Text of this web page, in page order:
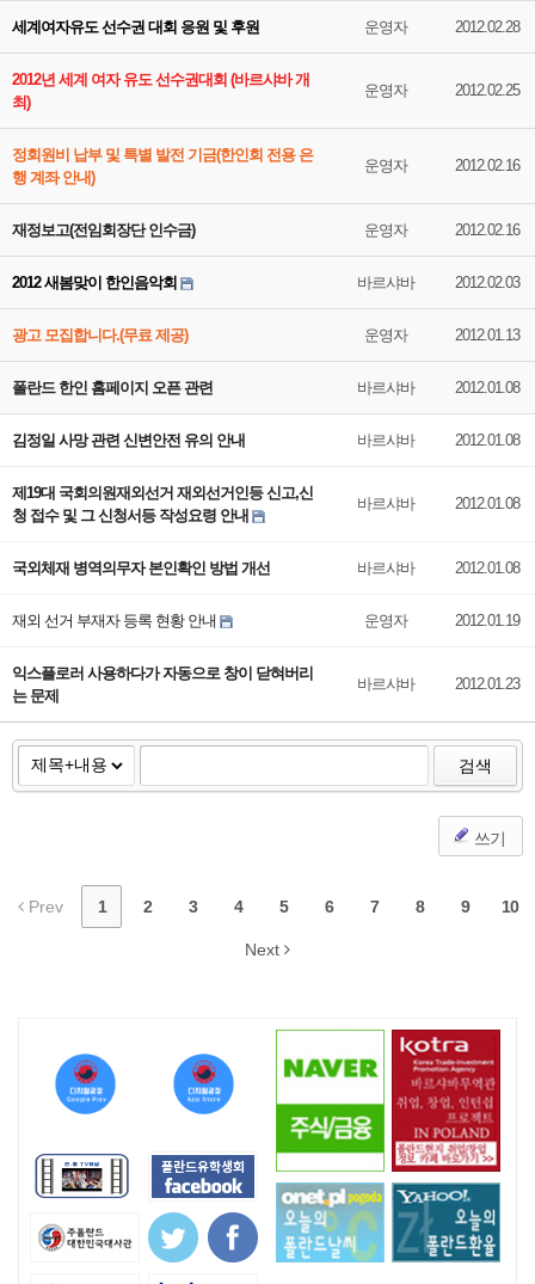
세계여자유도 선수권 대회 응원 및 후원 운영자 2012.02.28
2012년 세계 여자 유도 선수권대회 (바르샤바 개
최)
운영자 2012.02.25
정회원비 납부 및 특별 발전 기금(한인회 전용 은
행 계좌 안내)
운영자 2012.02.16
재정보고(전임회장단 인수금) 운영자 2012.02.16
2012 새봄맞이 한인음악회 바르샤바 2012.02.03
광고 모집합니다.(무료 제공) 운영자 2012.01.13
폴란드 한인 홈페이지 오픈 관련 바르샤바 2012.01.08
김정일 사망 관련 신변안전 유의 안내 바르샤바 2012.01.08
제19대 국회의원재외선거 재외선거인등 신고,신
청 접수 및 그 신청서등 작성요령 안내
바르샤바 2012.01.08
국외체재 병역의무자 본인확인 방법 개선 바르샤바 2012.01.08
재외 선거 부재자 등록 현황 안내 운영자 2012.01.19
익스플로러 사용하다가 자동으로 창이 닫혀버리
는 문제
바르샤바 2012.01.23
검색
쓰기
Prev 1 2 3 4 5 6 7 8 9 10
Next